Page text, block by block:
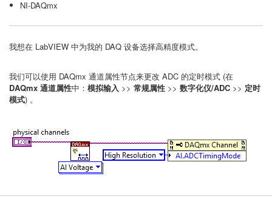
NI-DAQmx
我想在 LabVIEW 中为我的 DAQ 设备选择高精度模式。
我们可以使用 DAQmx 通道属性节点来更改 ADC 的定时模式 (在
DAQmx 通道属性中： 模拟输入 >> 常规属性 >> 数字化仪/ADC >> 定时
模式) 。